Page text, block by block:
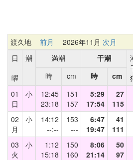
渡久地 前月 2026年11月 次月
日
曜
潮 満潮 干潮
時
cm 時
cm
01
日
小
12:45
23:18
151
157
5:29
17:54
27
115
02
月
小
14:12
--:--
153
---
6:47
19:47
41
111
03
火
小
1:12
15:18
150
160
8:06
21:14
50
97